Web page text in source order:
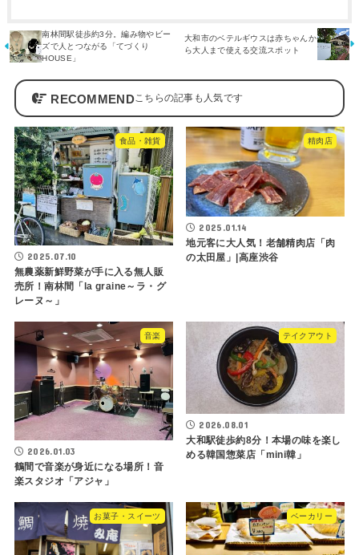
南林間駅徒歩約3分。編み物やビー
ズで人とつながる「てづくり
HOUSE」
大和市のベテルギウスは赤ちゃんか
ら大人まで使える交流スポット
RECOMMEND
食品・雑貨
2025.07.10
無農薬新鮮野菜が手に入る無人販
売所！南林間「la graine～ラ・グ
レーヌ～」
精肉店
2025.01.14
地元客に大人気！老舗精肉店「肉
の太田屋」|高座渋谷
音楽
2026.01.03
鶴間で音楽が身近になる場所！音
楽スタジオ「アジャ」
テイクアウト
2026.08.01
大和駅徒歩約8分！本場の味を楽し
める韓国惣菜店「mini韓」
お菓子・スイーツ ベーカリー